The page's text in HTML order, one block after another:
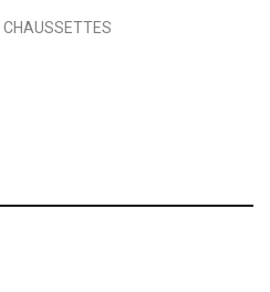
CHAUSSETTES